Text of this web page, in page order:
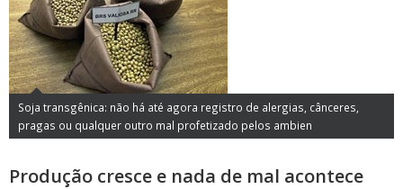
Soja transgênica: não há até agora registro de alergias, cânceres,
pragas ou qualquer outro mal profetizado pelos ambien
Produção cresce e nada de mal acontece